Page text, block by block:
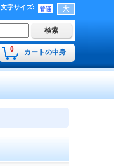
文字サイズ:
0 カートの中身